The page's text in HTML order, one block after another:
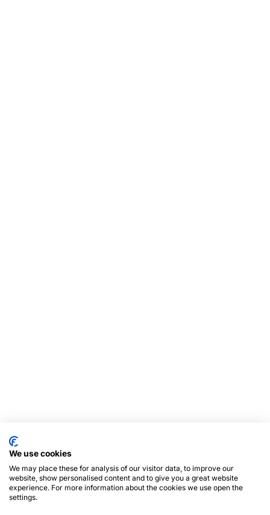
We use cookies
We may place these for analysis of our visitor data, to improve our
website, show personalised content and to give you a great website
experience. For more information about the cookies we use open the
settings.